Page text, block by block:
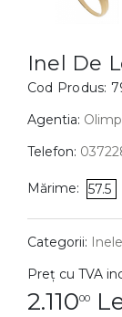
Cercei
Bratari
Coliere
Lanturi
Pandantive
DIAMANTE
Cercei
Inel De
Cod Produs:
Agentia:
Telefon:
Mărime: 57.5
Categorii:
Preț cu TVA
2.11000